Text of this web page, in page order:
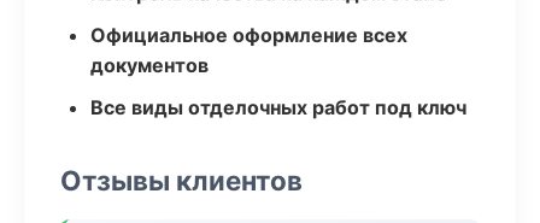
Официальное оформление всех
документов
Все виды отделочных работ под ключ
Отзывы клиентов